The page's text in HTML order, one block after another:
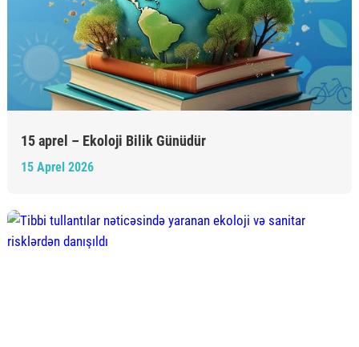
15 Aprel 2026